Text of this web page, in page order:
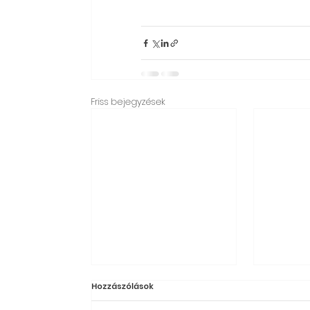
Friss bejegyzések
Hozzászólások